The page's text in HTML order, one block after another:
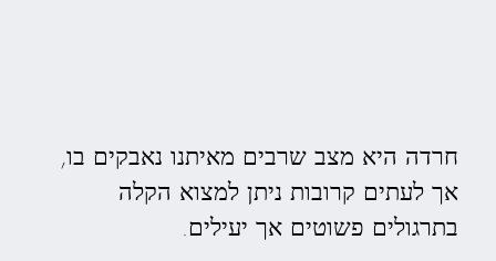
חרדה היא מצב שרבים מאיתנו נאבקים בו,
אך לעתים קרובות ניתן למצוא הקלה
בתרגולים פשוטים אך יעילים.